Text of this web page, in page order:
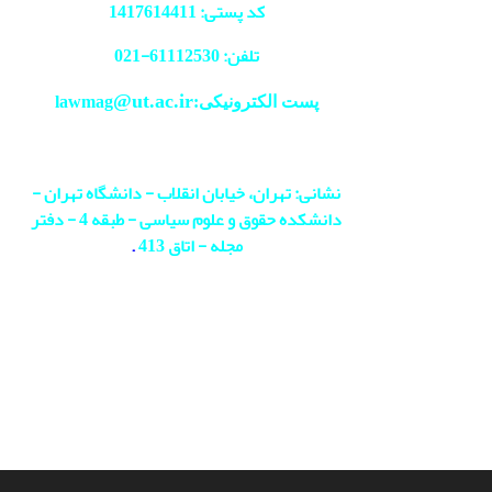
کد پستی: 1417614411
تلفن: 61112530-
021
پست الکترونیکی:lawmag@ut.ac.ir
نشانی: تهران، خیابان انقلاب - دانشگاه تهران -
دانشکده حقوق و علوم سیاسی - طبقه 4 - دفتر
مجله - اتاق 413
.